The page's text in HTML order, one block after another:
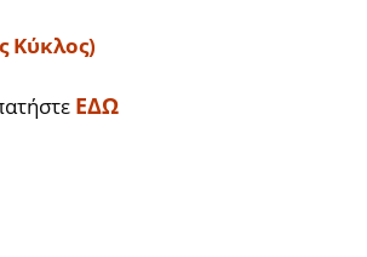
Κύκλος)
ΕΔΩ